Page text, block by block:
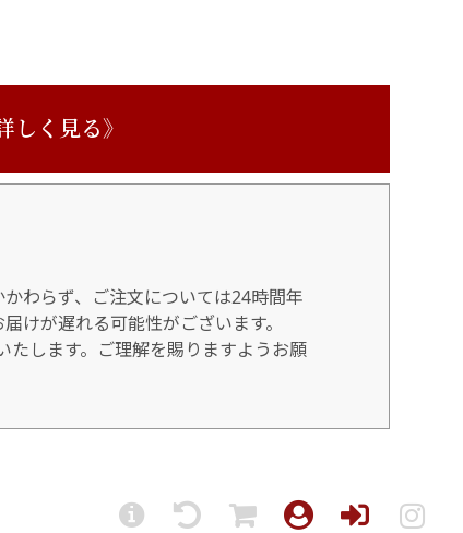
しく見る》
わらず、ご注文については24時間年
けが遅れる可能性がございます。
します。ご理解を賜りますようお願